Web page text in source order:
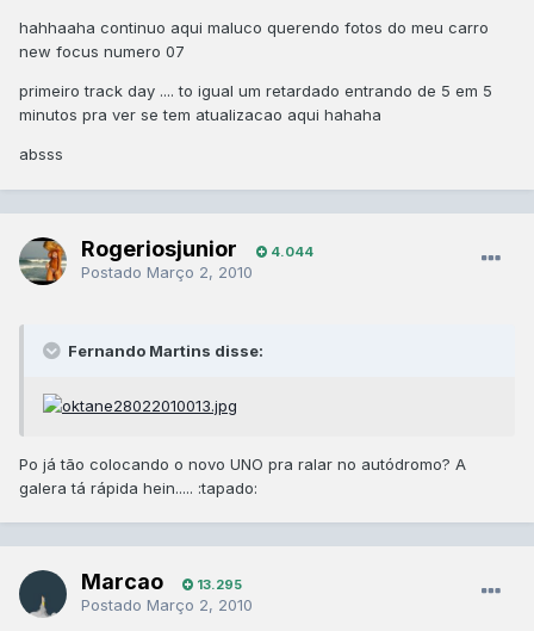
hahhaaha continuo aqui maluco querendo fotos do meu carro
new focus numero 07
primeiro track day .... to igual um retardado entrando de 5 em 5
minutos pra ver se tem atualizacao aqui hahaha
absss
Rogeriosjunior 4.044
Postado Março 2, 2010
Fernando Martins disse:
Po já tão colocando o novo UNO pra ralar no autódromo? A
galera tá rápida hein..... :tapado:
Marcao 13.295
Postado Março 2, 2010